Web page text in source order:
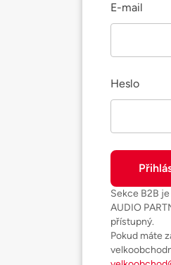
E-mail
Heslo
Sekce B2B
AUDIO
přístupný.
Pokud máte